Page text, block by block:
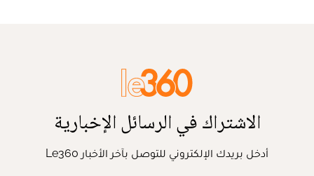
الاشتراك في الرسائل الإخبارية
أدخل بريدك الإلكتروني للتوصل بآخر الأخبار Le360